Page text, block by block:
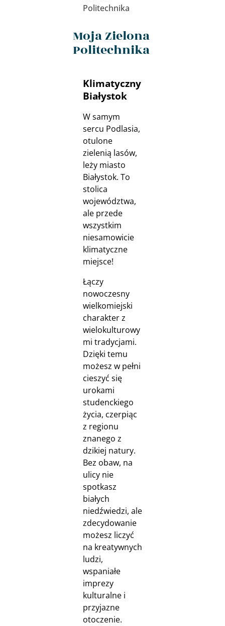
Politechnika
Moja Zielona
Politechnika
Klimatyczny
Białystok
W samym
sercu Podlasia,
otulone
zielenią lasów,
leży miasto
Białystok. To
stolica
województwa,
ale przede
wszystkim
niesamowicie
klimatyczne
miejsce!
Łączy
nowoczesny
wielkomiejski
charakter z
wielokulturowy
mi tradycjami.
Dzięki temu
możesz w pełni
cieszyć się
urokami
studenckiego
życia, czerpiąc
z regionu
znanego z
dzikiej natury.
Bez obaw, na
ulicy nie
spotkasz
białych
niedźwiedzi, ale
zdecydowanie
możesz liczyć
na kreatywnych
ludzi,
wspaniałe
imprezy
kulturalne i
przyjazne
otoczenie.